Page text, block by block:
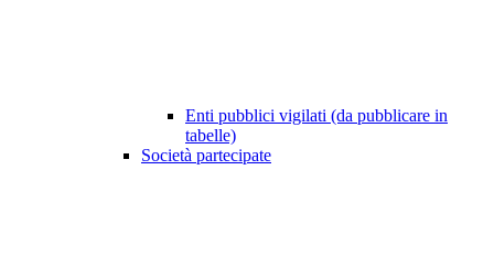
Enti pubblici vigilati (da pubblicare in
tabelle)
Società partecipate